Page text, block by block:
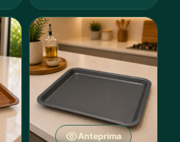
Anteprima